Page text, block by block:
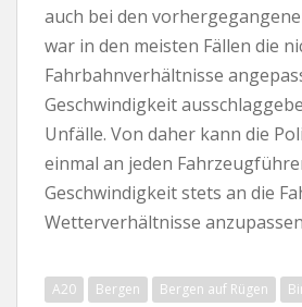
auch bei den
war in den meisten Fällen die
Fahrbahnverhältnisse
Geschwindigkeit
Unfälle. Von daher kann die
einmal an jeden
Geschwindigkeit stets an die
Wetterverhältnisse
A20 Bergen Bergen auf Rügen